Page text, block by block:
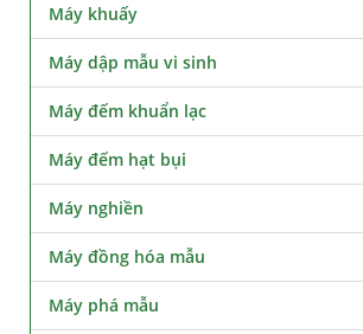
Máy khuấy
Máy dập mẫu vi sinh
Máy đếm khuẩn lạc
Máy đếm hạt bụi
Máy nghiền
Máy đồng hóa mẫu
Máy phá mẫu